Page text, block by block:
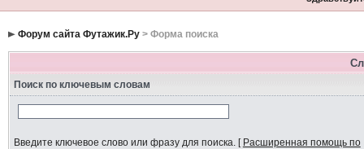
Форум сайта Футажик.Ру> Форма поиска
Поиск по ключевым словам
Введите ключевое слово или фразу для поиска.[ Расширенная помощь по